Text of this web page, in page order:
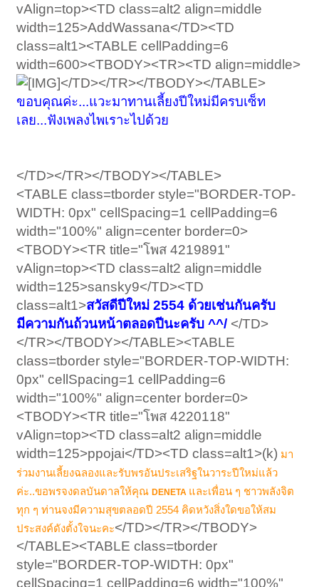
vAlign=top><TD class=alt2 align=middle
width=125>AddWassana</TD><TD
class=alt1><TABLE cellPadding=6
width=600><TBODY><TR><TD align=middle>
</TD></TR></TBODY></TABLE>
ขอบคุณค่ะ...แวะมาทานเลี้ยงปีใหม่มีครบเซ็ท
เลย...ฟังเพลงไพเราะไปด้วย
</TD></TR></TBODY></TABLE>
<TABLE class=tborder style="BORDER-TOP-
WIDTH: 0px" cellSpacing=1 cellPadding=6
width="100%" align=center border=0>
<TBODY><TR title="โพส 4219891"
vAlign=top><TD class=alt2 align=middle
width=125>sansky9</TD><TD
class=alt1>สวัสดีปีใหม่ 2554 ด้วยเช่นกันครับ
มีความกันถ้วนหน้าตลอดปีนะครับ ^^/ </TD>
</TR></TBODY></TABLE><TABLE
class=tborder style="BORDER-TOP-WIDTH:
0px" cellSpacing=1 cellPadding=6
width="100%" align=center border=0>
<TBODY><TR title="โพส 4220118"
vAlign=top><TD class=alt2 align=middle
width=125>ppojai</TD><TD class=alt1>(k) มา
ร่วมงานเลี้ยงฉลองและรับพรอันประเสริฐในวาระปีใหม่แล้ว
ค่ะ..ขอพรจงดลบันดาลให้คุณDENETA และเพื่อน ๆ ชาวพลังจิต
ทุก ๆ ท่านจงมีความสุขตลอดปี 2554 คิดหวังสิ่งใดขอให้สม
ประสงค์ดังตั้งใจนะคะ</TD></TR></TBODY>
</TABLE><TABLE class=tborder
style="BORDER-TOP-WIDTH: 0px"
cellSpacing=1 cellPadding=6 width="100%"